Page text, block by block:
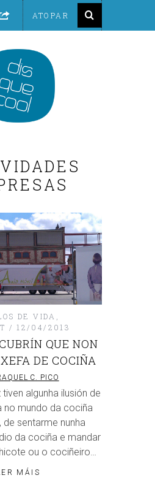
DE VIDA
12/04/2013
QUE NON
DE COCIÑA
C. PICO
algunha ilusión de
no mundo da cociña
de sentarme nunha
da cociña e mandar
ou o cociñeiro…
MÁIS